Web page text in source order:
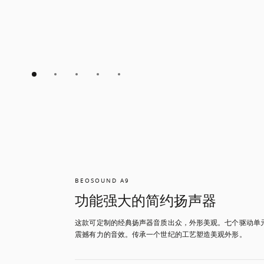
BEOSOUND A9
功能强大的简约扬声器
这款可定制的经典扬声器音质出众，外形美观。七个驱动单
震撼有力的音效。传承一个世纪的工艺塑造美观外形。